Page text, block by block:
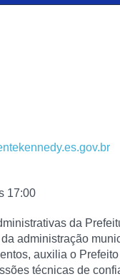
17:00
da
administração
auxilia o
técnicas de